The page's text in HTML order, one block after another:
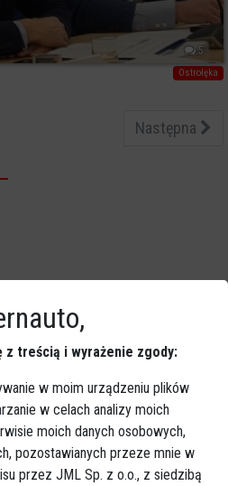
5
Ostrołęka
Następna
z treścią i wyrażenie zgody:
w moim urządzeniu plików
w celach analizy moich
moich danych osobowych,
pozostawianych przeze mnie w
przez JML Sp. z o.o., z siedzibą